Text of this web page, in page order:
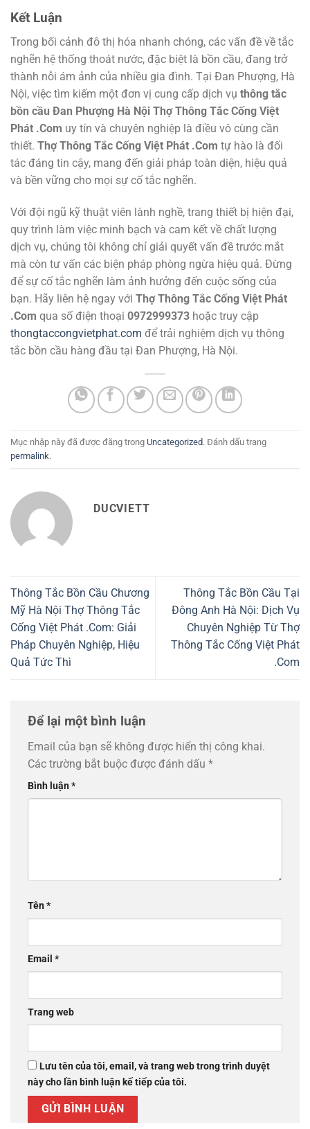
Kết Luận
Trong bối cảnh đô thị hóa nhanh chóng, các vấn đề về tắc
nghẽn hệ thống thoát nước, đặc biệt là bồn cầu, đang trở
thành nỗi ám ảnh của nhiều gia đình. Tại Đan Phượng, Hà
Nội, việc tìm kiếm một đơn vị cung cấp dịch vụ thông tắc
bồn cầu Đan Phượng Hà Nội Thợ Thông Tắc Cống Việt
Phát .Com uy tín và chuyên nghiệp là điều vô cùng cần
thiết. Thợ Thông Tắc Cống Việt Phát .Com tự hào là đối
tác đáng tin cậy, mang đến giải pháp toàn diện, hiệu quả
và bền vững cho mọi sự cố tắc nghẽn.
Với đội ngũ kỹ thuật viên lành nghề, trang thiết bị hiện đại,
quy trình làm việc minh bạch và cam kết về chất lượng
dịch vụ, chúng tôi không chỉ giải quyết vấn đề trước mắt
mà còn tư vấn các biện pháp phòng ngừa hiệu quả. Đừng
để sự cố tắc nghẽn làm ảnh hưởng đến cuộc sống của
bạn. Hãy liên hệ ngay với Thợ Thông Tắc Cống Việt Phát
.Com qua số điện thoại 0972999373 hoặc truy cập
thongtaccongvietphat.com để trải nghiệm dịch vụ thông
tắc bồn cầu hàng đầu tại Đan Phượng, Hà Nội.
Mục nhập này đã được đăng trong Uncategorized. Đánh dấu trang
permalink.
DUCVIETT
Thông Tắc Bồn Cầu Chương
Mỹ Hà Nội Thợ Thông Tắc
Cống Việt Phát .Com: Giải
Pháp Chuyên Nghiệp, Hiệu
Quả Tức Thì
Thông Tắc Bồn Cầu Tại
Đông Anh Hà Nội: Dịch Vụ
Chuyên Nghiệp Từ Thợ
Thông Tắc Cống Việt Phát
.Com
Để lại một bình luận
Email của bạn sẽ không được hiển thị công khai.
Các trường bắt buộc được đánh dấu *
Bình luận*
Tên*
Email *
Trang web
Lưu tên của tôi, email, và trang web trong trình duyệt
này cho lần bình luận kế tiếp của tôi.